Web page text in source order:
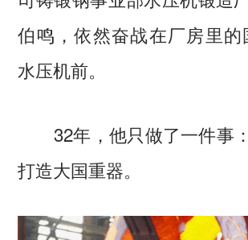
伯鸣，依然奋战在厂房里的
水压机前。
32年，他只做了一件事
打造大国重器。